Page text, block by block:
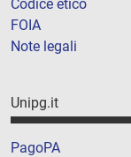
Codice etico
FOIA
Note legali
Unipg.it
PagoPA